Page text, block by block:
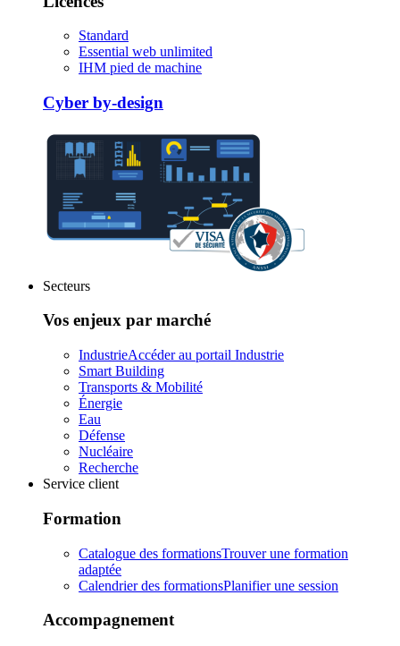
Standard
Essential web unlimited
IHM pied de machine
Cyber by-design
Secteurs
Vos enjeux par marché
IndustrieAccéder au portail Industrie
Smart Building
Transports & Mobilité
Énergie
Eau
Défense
Nucléaire
Recherche
Service client
Formation
Catalogue des formationsTrouver une formation
adaptée
Calendrier des formationsPlanifier une session
Accompagnement